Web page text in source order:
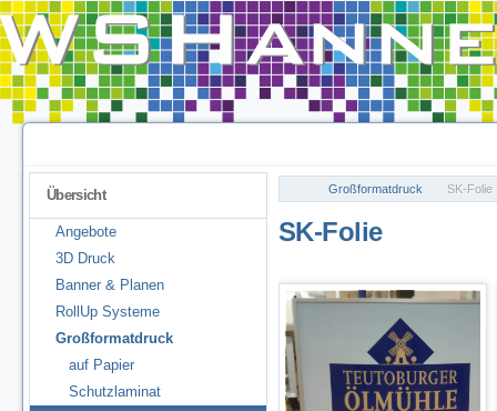
Übersicht
Angebote
3D Druck
Banner & Planen
RollUp Systeme
Großformatdruck
auf Papier
Schutzlaminat
Großformatdruck SK-Folie
SK-Folie